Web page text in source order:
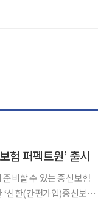
퍼펙트원’ 출시
비할 수 있는 종신보험